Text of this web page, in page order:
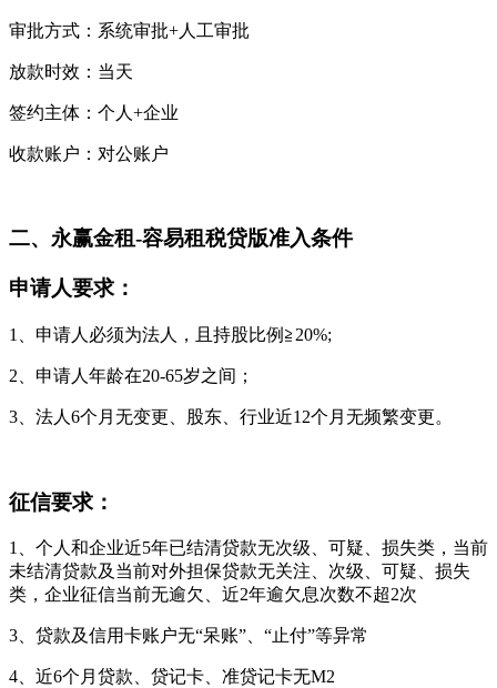
审批方式：系统审批+人工审批
放款时效：当天
签约主体：个人+企业
收款账户：对公账户
二、永赢金租-容易租税贷版准入条件
申请人要求：
1、申请人必须为法人，且持股比例≧20%;
2、申请人年龄在20-65岁之间；
3、法人6个月无变更、股东、行业近12个月无频繁变更。
征信要求：
1、个人和企业近5年已结清贷款无次级、可疑、损失类，当前
未结清贷款及当前对外担保贷款无关注、次级、可疑、损失
类，企业征信当前无逾欠、近2年逾欠息次数不超2次
3、贷款及信用卡账户无“呆账”、“止付”等异常
4、近6个月贷款、贷记卡、准贷记卡无M2